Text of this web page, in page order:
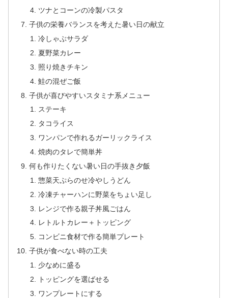
ツナとコーンの冷製パスタ
子供の栄養バランスを考えた暑い日の献立
冷しゃぶサラダ
夏野菜カレー
照り焼きチキン
鮭の混ぜご飯
子供が喜びやすいスタミナ系メニュー
ステーキ
タコライス
ワンパンで作れるガーリックライス
焼肉のタレで簡単丼
何も作りたくない暑い日の手抜き夕飯
惣菜天ぷらのせ冷やしうどん
冷凍チャーハンに野菜をちょい足し
レンジで作る親子丼風ごはん
レトルトカレー＋トッピング
コンビニ食材で作る簡単プレート
子供が食べない時の工夫
少なめに盛る
トッピングを選ばせる
ワンプレートにする